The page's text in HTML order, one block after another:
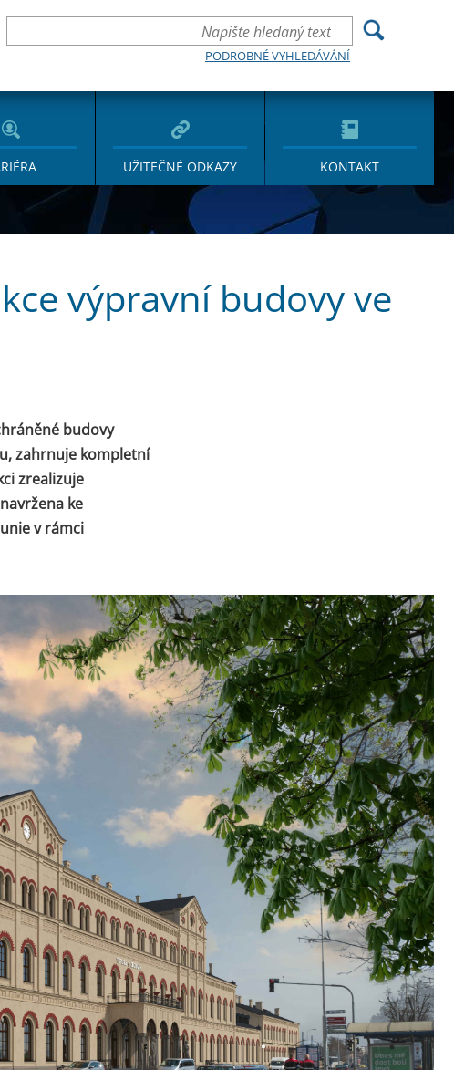
PODROBNÉ VYHLEDÁVÁNÍ
UŽITEČNÉ ODKAZY KONTAKT
výpravní budovy ve
budovy
zahrnuje kompletní
zrealizuje
ke
v rámci